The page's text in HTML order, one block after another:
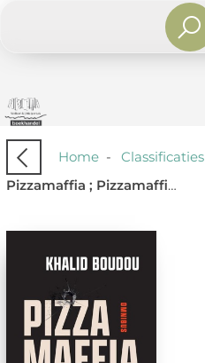
Home- Classificaties
Pizzamaffia ; Pizzamaffia slaat door